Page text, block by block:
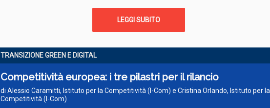
LEGGI SUBITO
TRANSIZIONE GREEN E DIGITAL
Competitività europea: i tre pilastri per il rilancio
di Alessio Caramitti, Istituto per la Competitività (I-Com) e Cristina Orlando, Istituto per la
Competitività (I-Com)